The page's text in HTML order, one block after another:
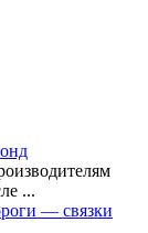
...
— связки